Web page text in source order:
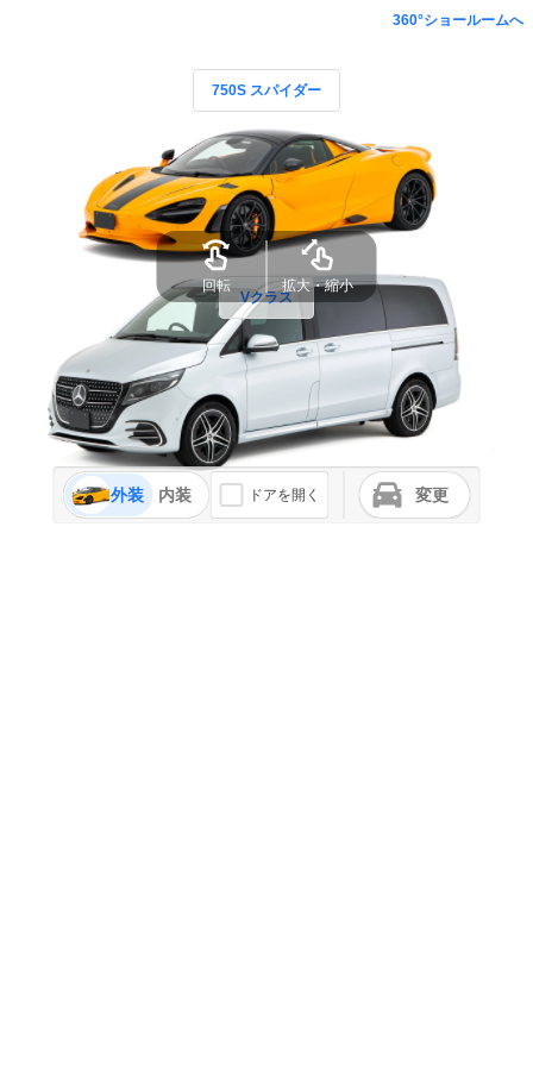
360°ショールームへ
750S スパイダー
Vクラス
外装 内装 ドアを開く 変更